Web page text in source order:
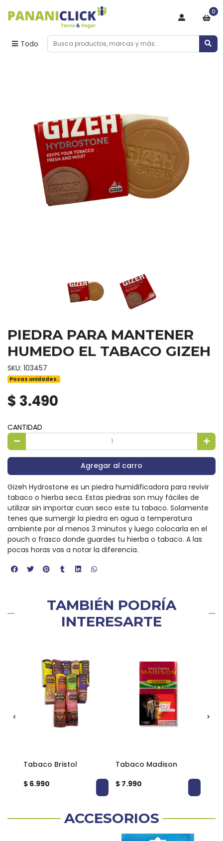
Todo
0
PIEDRA PARA MANTENER
HUMEDO EL TABACO GIZEH
SKU: 103457
Pocas unidades.
$ 3.490
CANTIDAD
Agregar al carro
Gizeh Hydrostone es un piedra humidificadora para revivir
tabaco o hierba seca. Estas piedras son muy fáciles de
utilizar sin importar cuan seco este tu tabaco. Solamente
tenes que sumergir la piedra en agua a temperatura
ambiente por al menos 3 minutos y luego colocarla en el
pouch o frasco donde guardes tu hierba o tabaco. A las
pocas horas vas a notar la diferencia.
TAMBIÉN PODRÍA
INTERESARTE
Tabaco Bristol
$ 6.990
Tabaco Madison
$ 7.990
ACCESORIOS